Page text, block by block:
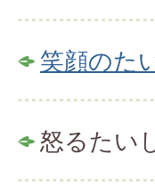
笑顔のた
怒るたい